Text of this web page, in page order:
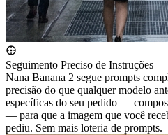
Seguimento Preciso de Instruções
Nana Banana 2 segue prompts
precisão do que qualquer modelo
específicas do seu pedido —
— para que a imagem que você
pediu. Sem mais loteria de prompts.